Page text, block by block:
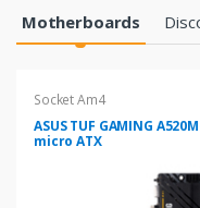
Products
Motherboards
Socket Am4
ASUS TUF GAMING
micro ATX